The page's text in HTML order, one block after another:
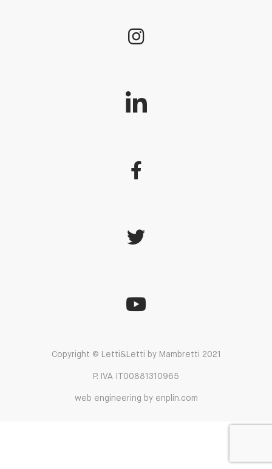
Copyright © Letti&Letti by Mambretti 2021
P. IVA IT00881310965
web engineering by enplin.com